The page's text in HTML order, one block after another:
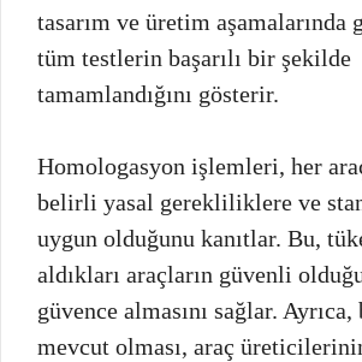
tasarım ve üretim aşamalarında
tüm testlerin başarılı bir şekilde
tamamlandığını gösterir.
Homologasyon işlemleri, her
belirli yasal gerekliliklere ve
uygun olduğunu kanıtlar. Bu,
aldıkları araçların güvenli
güvence almasını sağlar.
mevcut olması, araç